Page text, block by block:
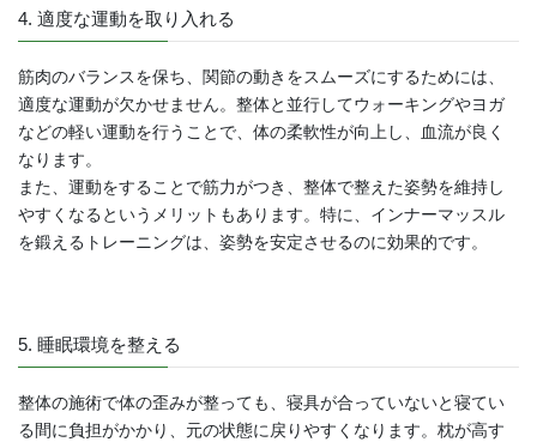
4. 適度な運動を取り入れる
筋肉のバランスを保ち、関節の動きをスムーズにするためには、
適度な運動が欠かせません。整体と並行してウォーキングやヨガ
などの軽い運動を行うことで、体の柔軟性が向上し、血流が良く
なります。
また、運動をすることで筋力がつき、整体で整えた姿勢を維持し
やすくなるというメリットもあります。特に、インナーマッスル
を鍛えるトレーニングは、姿勢を安定させるのに効果的です。
5. 睡眠環境を整える
整体の施術で体の歪みが整っても、寝具が合っていないと寝てい
る間に負担がかかり、元の状態に戻りやすくなります。枕が高す